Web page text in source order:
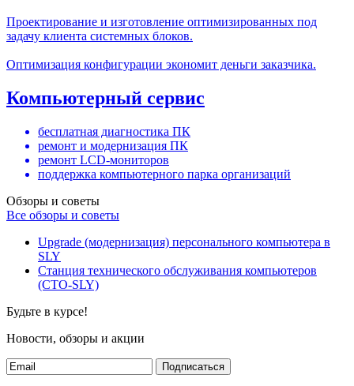
Проектирование и изготовление оптимизированных под
задачу клиента системных блоков.
Оптимизация конфигурации экономит деньги заказчика.
Компьютерный сервис
бесплатная диагностика ПК
ремонт и модернизация ПК
ремонт LCD-мониторов
поддержка компьютерного парка организаций
Обзоры и советы
Все обзоры и советы
Upgrade (модернизация) персонального компьютера в
SLY
Станция технического обслуживания компьютеров
(СТО-SLY)
Будьте в курсе!
Новости, обзоры и акции
Подписаться